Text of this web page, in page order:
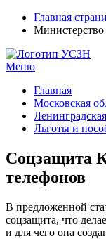
Главная
Меню
Главная
Московская
Льготы и
Соцзащита
телефонов
В предложенной
соцзащита, что
и для чего она